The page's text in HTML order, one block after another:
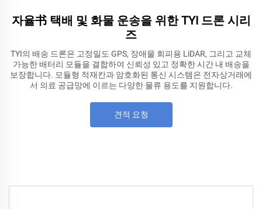
자율书 택배 및 화물 운송을 위한 TYI 드론 시리
즈
TYI의 배송 드론은 고정밀도 GPS, 장애물 회피용 LiDAR, 그리고 교체
가능한 배터리 모듈을 결합하여 신뢰성 있고 정확한 시간 내 배송을
보장합니다. 모듈형 적재칸과 암호화된 통신 시스템은 전자상거래에
서 의료 공급망에 이르는 다양한 물류 용도를 지원합니다.
견적 요청